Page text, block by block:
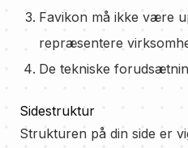
Favikon må ikke være
repræsentere
De tekniske
Sidestruktur
Strukturen på din side er